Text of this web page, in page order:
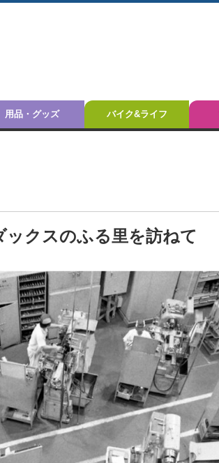
用品・グッズ バイク&ライフ
ックスのふる里を訪ねて